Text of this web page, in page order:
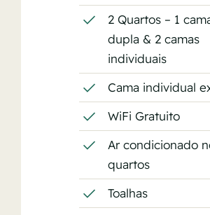
2 Quartos – 1
dupla & 2 camas
individuais
Cama individual
WiFi Gratuito
Ar condicionado
quartos
Toalhas